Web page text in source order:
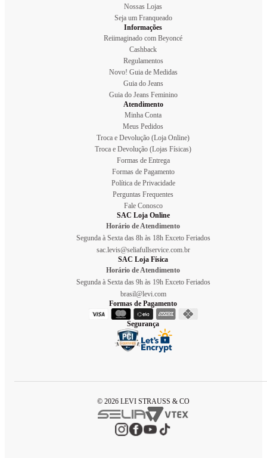
Nossas Lojas
Seja um Franqueado
Informações
Reiimaginado com Beyoncé
Cashback
Regulamentos
Novo! Guia de Medidas
Guia do Jeans
Guia do Jeans Feminino
Atendimento
Minha Conta
Meus Pedidos
Troca e Devolução (Loja Online)
Troca e Devolução (Lojas Físicas)
Formas de Entrega
Formas de Pagamento
Política de Privacidade
Perguntas Frequentes
Fale Conosco
SAC Loja Online
Horário de Atendimento
Segunda à Sexta das 8h às 18h Exceto Feriados
sac.levis@seliafullservice.com.br
SAC Loja Física
Horário de Atendimento
Segunda à Sexta das 9h às 19h Exceto Feriados
brasil@levi.com
Formas de Pagamento
Segurança
© 2026 LEVI STRAUSS & CO